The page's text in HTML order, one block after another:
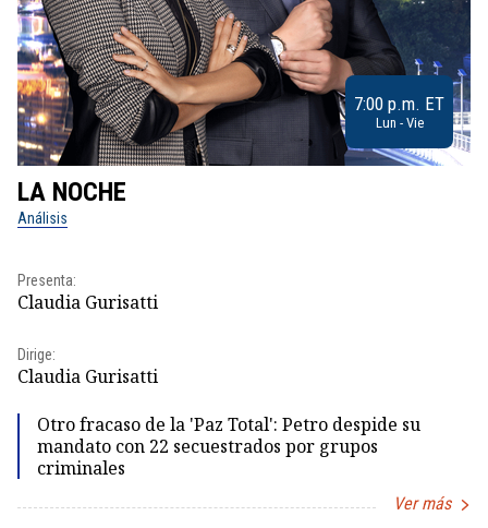
7:00 p.m. ET
Lun - Vie
LA NOCHE
Análisis
Presenta:
Claudia Gurisatti
Dirige:
Claudia Gurisatti
Otro fracaso de la 'Paz Total': Petro despide su
mandato con 22 secuestrados por grupos
criminales
Ver más